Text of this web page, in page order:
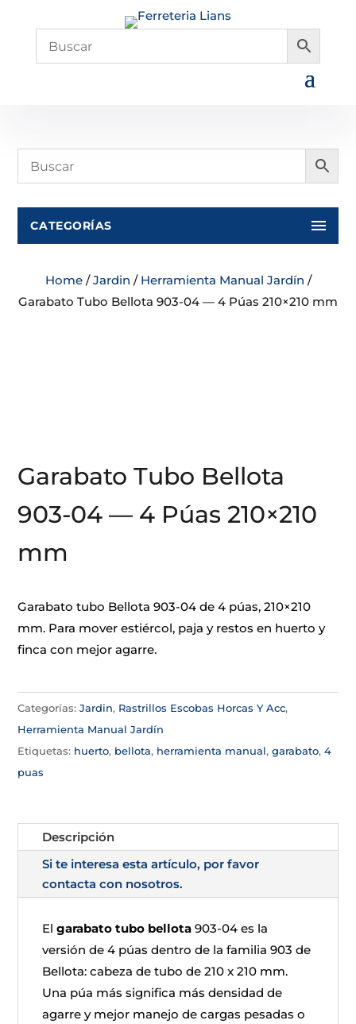
CATEGORÍAS
Home/Jardin / Herramienta Manual Jardín /
Garabato Tubo Bellota 903-04 — 4 Púas 210×210 mm
Garabato Tubo Bellota
903-04 — 4 Púas 210×210
mm
Garabato tubo Bellota 903-04 de 4 púas, 210×210
mm. Para mover estiércol, paja y restos en huerto y
finca con mejor agarre.
Categorías:Jardin, Rastrillos Escobas Horcas Y Acc,
Herramienta Manual Jardín
Etiquetas: huerto, bellota, herramienta manual,garabato,4
puas
Descripción
Si te interesa esta artículo, por favor
contacta con nosotros.
Elgarabato tubo bellota 903-04 es la
versión de 4 púas dentro de la familia 903 de
Bellota: cabeza de tubo de 210 x 210 mm.
Una púa más significa más densidad de
agarre y mejor manejo de cargas pesadas o